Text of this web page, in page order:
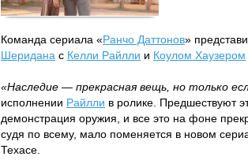
Команда сериала «Ранчо Даттонов»
Шеридана с Келли Райлли и Коулом Хаузером
«Наследие — прекрасная вещь, но только
исполнении Райлли в ролике. Предшествуют
демонстрация оружия, и все это на фоне
судя по всему, мало поменяется в новом
Техасе.